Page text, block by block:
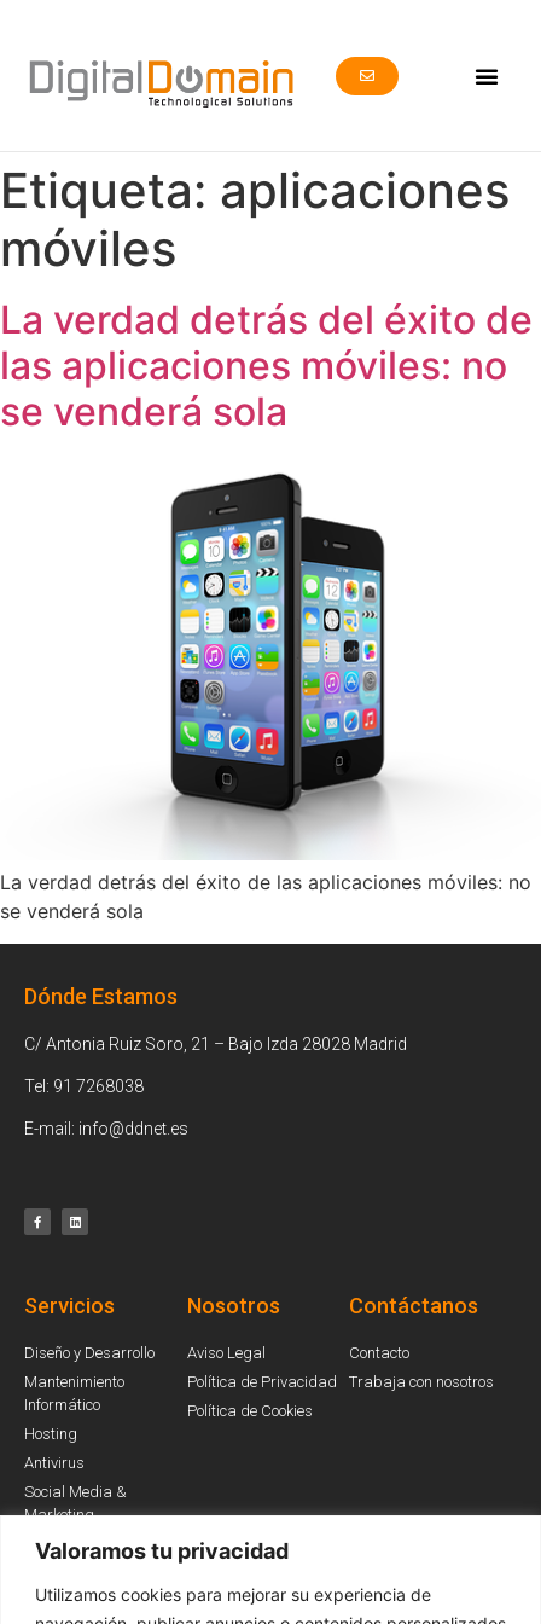
Valoramos tu privacidad
Utilizamos cookies para mejorar su experiencia de
Etiqueta: aplicaciones
móviles
La verdad detrás del éxito de
las aplicaciones móviles: no
se venderá sola
La verdad detrás del éxito de las aplicaciones móviles: no
se venderá sola
Dónde Estamos
C/ Antonia Ruiz Soro, 21 – Bajo Izda 28028 Madrid
Tel: 91 7268038
E-mail: info@ddnet.es
Servicios
Diseño y Desarrollo
Mantenimiento
Informático
Hosting
Antivirus
Social Media &
Marketing
Nosotros
Aviso Legal
Política de Privacidad
Política de Cookies
Contáctanos
Contacto
Trabaja con nosotros
Somos Partners